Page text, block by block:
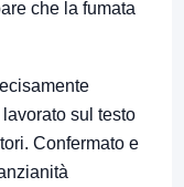
che la fumata
sul testo
Confermato e